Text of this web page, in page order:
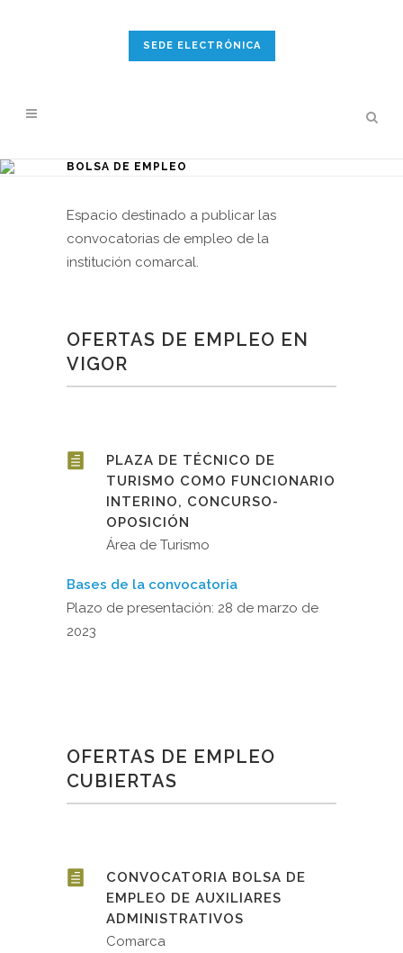
SEDE ELECTRÓNICA
BOLSA DE EMPLEO
Espacio destinado a publicar las
convocatorias de empleo de la
institución comarcal.
OFERTAS DE EMPLEO EN
VIGOR
PLAZA DE TÉCNICO DE
TURISMO COMO FUNCIONARIO
INTERINO, CONCURSO-
OPOSICIÓN
Área de Turismo
Bases de la convocatoria
Plazo de presentación: 28 de marzo de
2023
OFERTAS DE EMPLEO
CUBIERTAS
CONVOCATORIA BOLSA DE
EMPLEO DE AUXILIARES
ADMINISTRATIVOS
Comarca